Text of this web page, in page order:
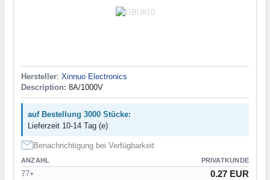
Hersteller: Xinnuo Electronics
Description: 8A/1000V
auf Bestellung 3000 Stücke:
Lieferzeit 10-14 Tag (e)
Benachrichtigung bei Verfügbarkeit
ANZAHL PRIVATKUNDE
77+ 0.27 EUR